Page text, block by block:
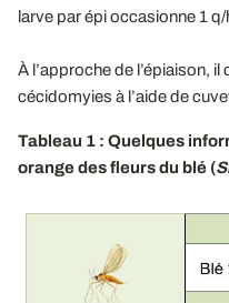
larve par épi occasionne 1
À l’approche de l’épiaison,
cécidomyies à l’aide de
Tableau 1 : Quelques
orange des fleurs du blé (